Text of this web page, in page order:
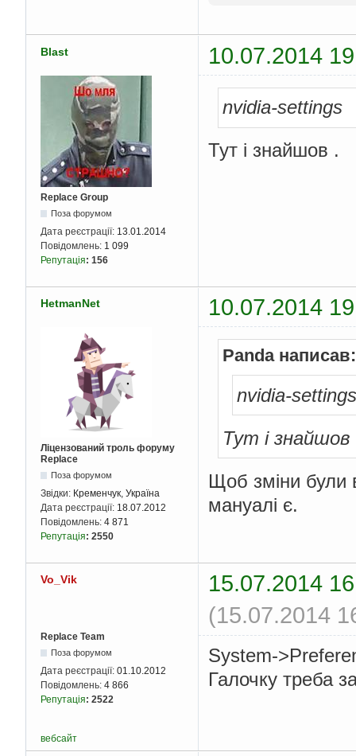
Blast 10.07.2014
Replace Group
Поза форумом
Дата реєстрації: 13.01.2014
Повідомлень: 1 099
Репутація: 156
nvidia-settings
Тут і знайшов .
HetmanNet 10.07.2014
Ліцензований троль форуму
Replace
Поза форумом
Звідки: Кременчук, Україна
Дата реєстрації: 18.07.2012
Повідомлень: 4 871
Репутація: 2550
Panda написав:
nvidia-settings
Тут і знайшов
Щоб зміни були
мануалі є.
Vo_Vik
15.07.2014
(15.07.2014
Replace Team
Поза форумом
Дата реєстрації: 01.10.2012
Повідомлень: 4 866
Репутація: 2522
System-
Галочку треба
вебсайт